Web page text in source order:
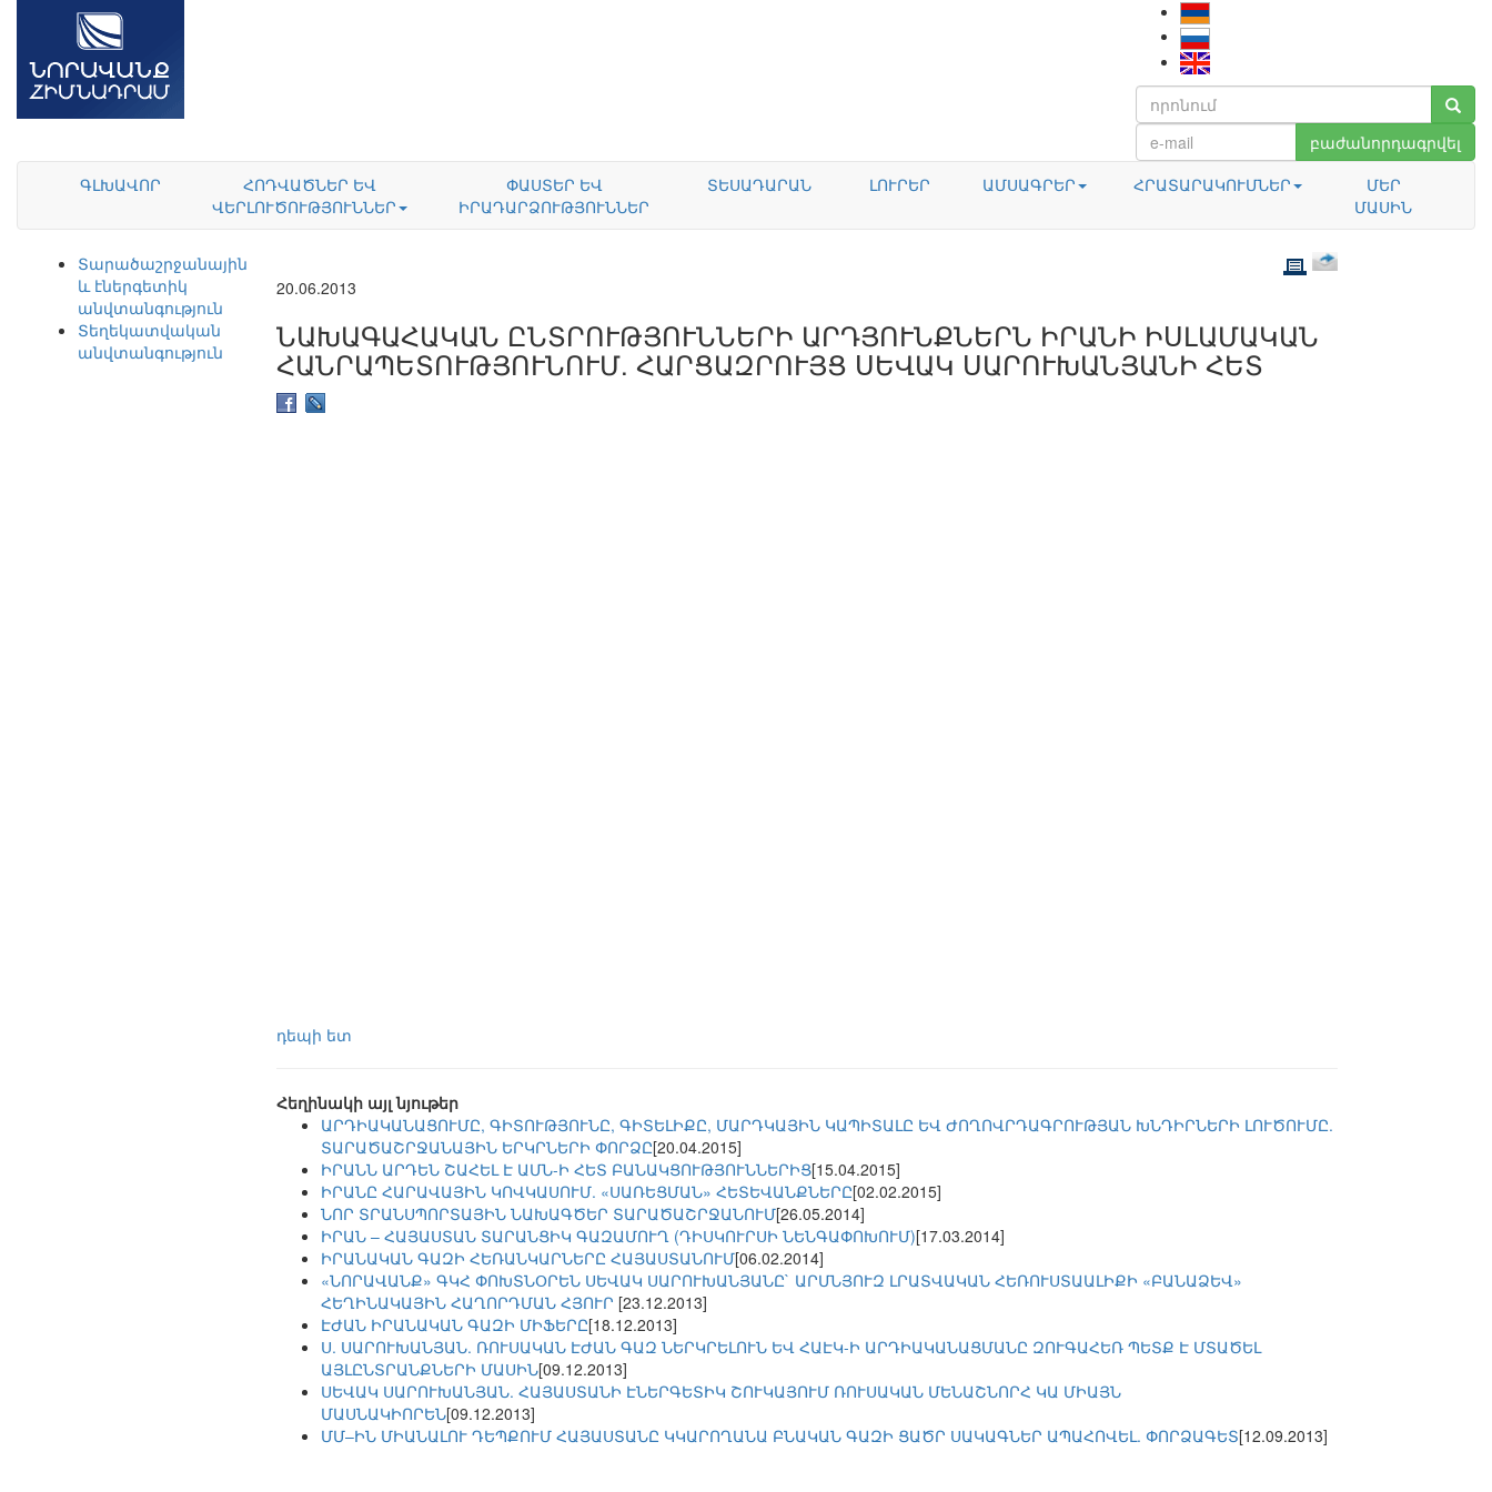
բաժանորդագրվել
ԳԼԽԱՎՈՐ
ՀՈԴՎԱԾՆԵՐ ԵՎ
ՎԵՐԼՈՒԾՈՒԹՅՈՒՆՆԵՐ
ՓԱՍՏԵՐ ԵՎ
ԻՐԱԴԱՐՁՈՒԹՅՈՒՆՆԵՐ
ՏԵՍԱԴԱՐԱՆ ԼՈՒՐԵՐ ԱՄՍԱԳՐԵՐ ՀՐԱՏԱՐԱԿՈՒՄՆԵՐ
ՄԵՐ
ՄԱՍԻՆ
Տարածաշրջանային
և էներգետիկ
անվտանգություն
Տեղեկատվական
անվտանգություն
20.06.2013
ՆԱԽԱԳԱՀԱԿԱՆ ԸՆՏՐՈՒԹՅՈՒՆՆԵՐԻ ԱՐԴՅՈՒՆՔՆԵՐՆ ԻՐԱՆԻ ԻՍԼԱՄԱԿԱՆ
ՀԱՆՐԱՊԵՏՈՒԹՅՈՒՆՈՒՄ. ՀԱՐՑԱԶՐՈՒՅՑ ՍԵՎԱԿ ՍԱՐՈՒԽԱՆՅԱՆԻ ՀԵՏ
դեպի ետ
Հեղինակի այլ նյութեր
ԱՐԴԻԱԿԱՆԱՑՈՒՄԸ, ԳԻՏՈՒԹՅՈՒՆԸ, ԳԻՏԵԼԻՔԸ, ՄԱՐԴԿԱՅԻՆ ԿԱՊԻՏԱԼԸ ԵՎ ԺՈՂՈՎՐԴԱԳՐՈՒԹՅԱՆ ԽՆԴԻՐՆԵՐԻ ԼՈՒԾՈՒՄԸ.
ՏԱՐԱԾԱՇՐՋԱՆԱՅԻՆ ԵՐԿՐՆԵՐԻ ՓՈՐՁԸ[20.04.2015]
ԻՐԱՆՆ ԱՐԴԵՆ ՇԱՀԵԼ Է ԱՄՆ-Ի ՀԵՏ ԲԱՆԱԿՑՈՒԹՅՈՒՆՆԵՐԻՑ[15.04.2015]
ԻՐԱՆԸ ՀԱՐԱՎԱՅԻՆ ԿՈՎԿԱՍՈՒՄ. «ՍԱՌԵՑՄԱՆ» ՀԵՏԵՎԱՆՔՆԵՐԸ[02.02.2015]
ՆՈՐ ՏՐԱՆՍՊՈՐՏԱՅԻՆ ՆԱԽԱԳԾԵՐ ՏԱՐԱԾԱՇՐՋԱՆՈՒՄ[26.05.2014]
ԻՐԱՆ – ՀԱՅԱՍՏԱՆ ՏԱՐԱՆՑԻԿ ԳԱԶԱՄՈՒՂ (ԴԻՍԿՈՒՐՍԻ ՆԵՆԳԱՓՈԽՈՒՄ)[17.03.2014]
ԻՐԱՆԱԿԱՆ ԳԱԶԻ ՀԵՌԱՆԿԱՐՆԵՐԸ ՀԱՅԱՍՏԱՆՈՒՄ[06.02.2014]
«ՆՈՐԱՎԱՆՔ» ԳԿՀ ՓՈԽՏՆՕՐԵՆ ՍԵՎԱԿ ՍԱՐՈՒԽԱՆՅԱՆԸ` ԱՐՄՆՅՈՒԶ ԼՐԱՏՎԱԿԱՆ ՀԵՌՈՒՍՏԱԱԼԻՔԻ «ԲԱՆԱՁԵՎ»
ՀԵՂԻՆԱԿԱՅԻՆ ՀԱՂՈՐԴՄԱՆ ՀՅՈՒՐ [23.12.2013]
ԷԺԱՆ ԻՐԱՆԱԿԱՆ ԳԱԶԻ ՄԻՖԵՐԸ[18.12.2013]
Ս. ՍԱՐՈՒԽԱՆՅԱՆ. ՌՈՒՍԱԿԱՆ ԷԺԱՆ ԳԱԶ ՆԵՐԿՐԵԼՈՒՆ ԵՎ ՀԱԷԿ-Ի ԱՐԴԻԱԿԱՆԱՑՄԱՆԸ ԶՈՒԳԱՀԵՌ ՊԵՏՔ Է ՄՏԱԾԵԼ
ԱՅԼԸՆՏՐԱՆՔՆԵՐԻ ՄԱՍԻՆ[09.12.2013]
ՍԵՎԱԿ ՍԱՐՈՒԽԱՆՅԱՆ. ՀԱՅԱՍՏԱՆԻ ԷՆԵՐԳԵՏԻԿ ՇՈՒԿԱՅՈՒՄ ՌՈՒՍԱԿԱՆ ՄԵՆԱՇՆՈՐՀ ԿԱ ՄԻԱՅՆ
ՄԱՍՆԱԿԻՈՐԵՆ[09.12.2013]
ՄՄ–ԻՆ ՄԻԱՆԱԼՈՒ ԴԵՊՔՈՒՄ ՀԱՅԱՍՏԱՆԸ ԿԿԱՐՈՂԱՆԱ ԲՆԱԿԱՆ ԳԱԶԻ ՑԱԾՐ ՍԱԿԱԳՆԵՐ ԱՊԱՀՈՎԵԼ. ՓՈՐՁԱԳԵՏ[12.09.2013]